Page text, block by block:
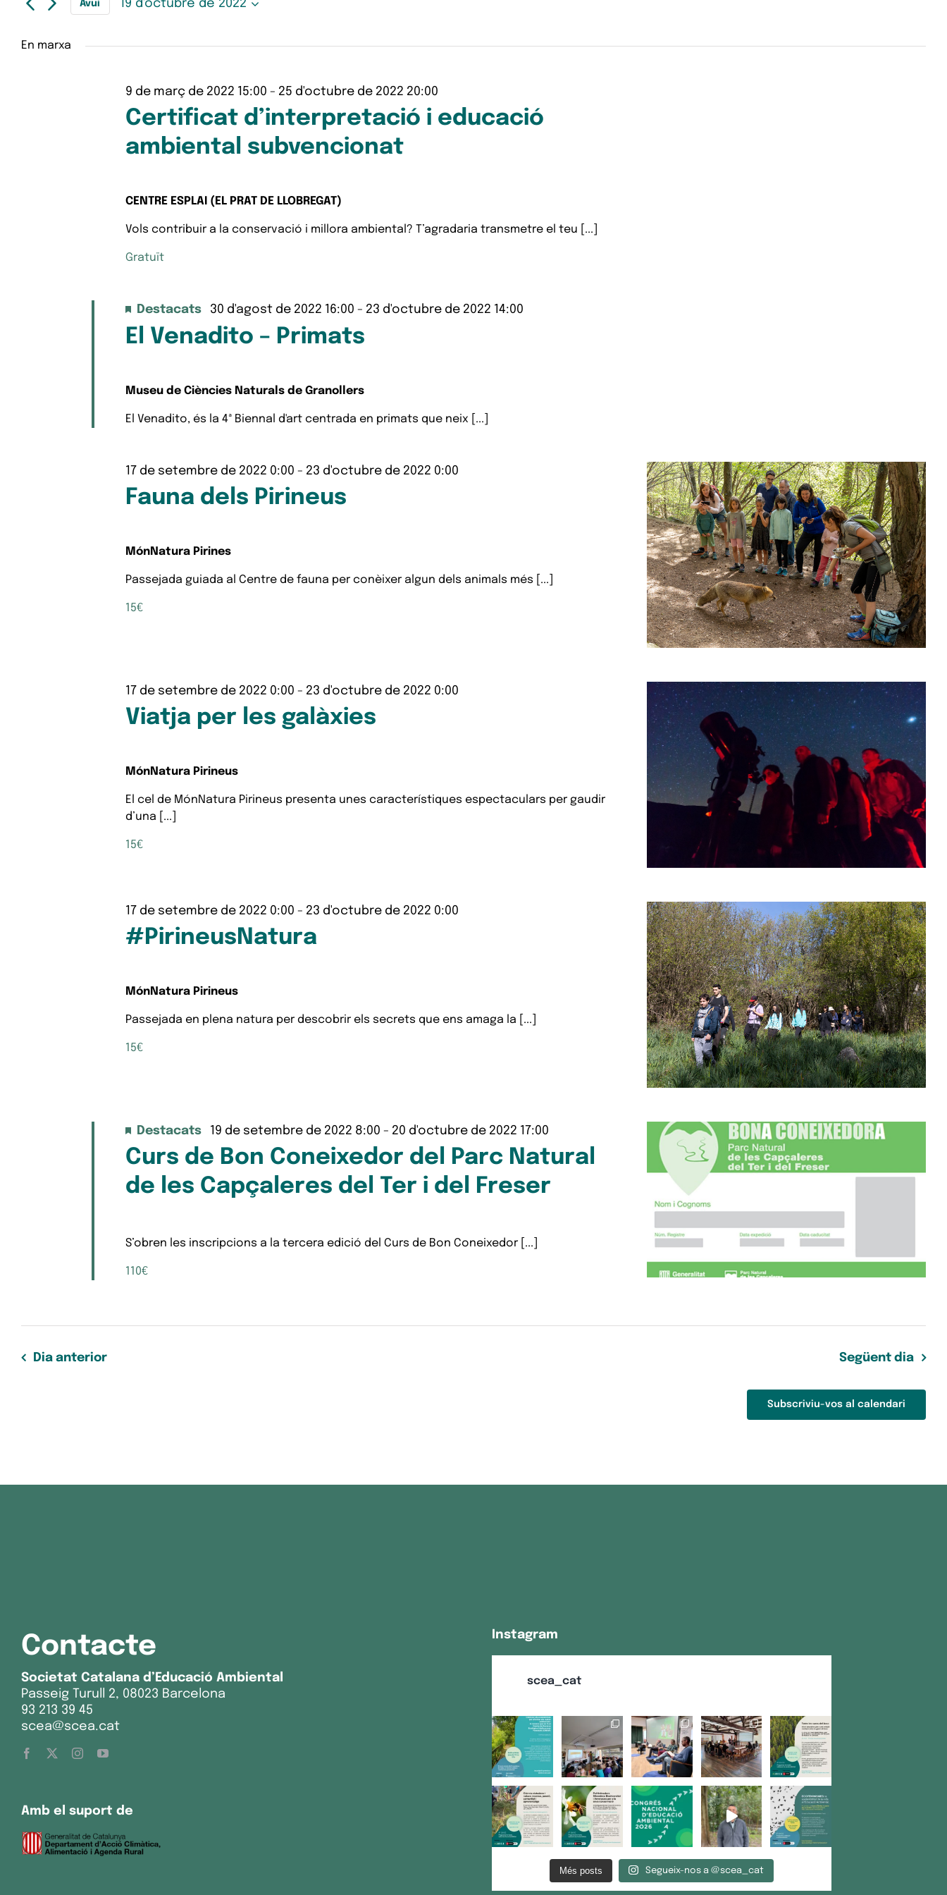
d'octubre
de
cerca
d'Esdeveniments
clau.
Esdeveniments
Avui 19 d'octubre de 2022
data.
En marxa
Certificat d’interpretació i educació
ambiental subvencionat
9 de març de 2022 15:00 - 25 d'octubre de 2022 20:00
CENTRE ESPLAI (EL PRAT DE LLOBREGAT)
Vols contribuir a la conservació i millora ambiental? T’agradaria transmetre el teu [...]
Gratuït
El Venadito – Primats
Destacats 30 d'agost de 2022 16:00 - 23 d'octubre de 2022 14:00
Museu de Ciències Naturals de Granollers
El Venadito, és la 4ª Biennal d'art centrada en primats que neix [...]
Fauna dels Pirineus
17 de setembre de 2022 0:00 - 23 d'octubre de 2022 0:00
MónNatura Pirines
Passejada guiada al Centre de fauna per conèixer algun dels animals més [...]
15€
Viatja per les galàxies
17 de setembre de 2022 0:00 - 23 d'octubre de 2022 0:00
MónNatura Pirineus
El cel de MónNatura Pirineus presenta unes característiques espectaculars per gaudir
d’una [...]
15€
#PirineusNatura
17 de setembre de 2022 0:00 - 23 d'octubre de 2022 0:00
MónNatura Pirineus
Passejada en plena natura per descobrir els secrets que ens amaga la [...]
15€
Curs de Bon Coneixedor del Parc Natural
de les Capçaleres del Ter i del Freser
Destacats 19 de setembre de 2022 8:00 - 20 d'octubre de 2022 17:00
S’obren les inscripcions a la tercera edició del Curs de Bon Coneixedor [...]
110€
Dia anterior Següent dia
Subscriviu-vos al calendari
Contacte
Societat Catalana d’Educació Ambiental
Passeig Turull 2, 08023 Barcelona
93 213 39 45
scea@scea.cat
Amb el suport de
Instagram
scea_cat
Més posts Segueix-nos a @scea_cat